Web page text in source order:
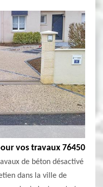
vos travaux 76450
de béton désactivé
dans la ville de